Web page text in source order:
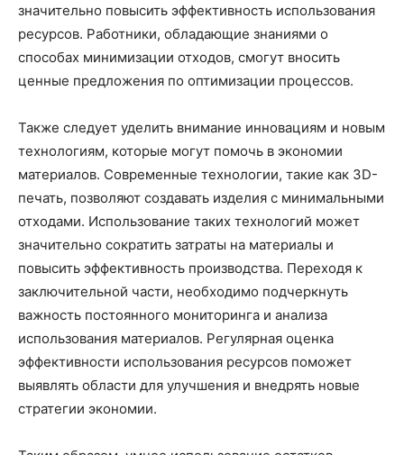
значительно повысить эффективность использования
ресурсов. Работники, обладающие знаниями о
способах минимизации отходов, смогут вносить
ценные предложения по оптимизации процессов.
Также следует уделить внимание инновациям и новым
технологиям, которые могут помочь в экономии
материалов. Современные технологии, такие как 3D-
печать, позволяют создавать изделия с минимальными
отходами. Использование таких технологий может
значительно сократить затраты на материалы и
повысить эффективность производства. Переходя к
заключительной части, необходимо подчеркнуть
важность постоянного мониторинга и анализа
использования материалов. Регулярная оценка
эффективности использования ресурсов поможет
выявлять области для улучшения и внедрять новые
стратегии экономии.